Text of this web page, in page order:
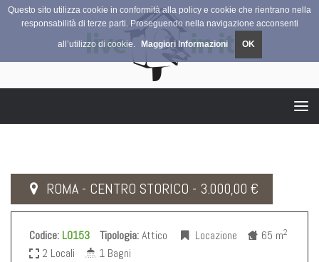
ROMA - CENTRO STORICO - 3.000,00 €
Codice: L0153 Tipologia:Attico Locazione 65 m2
2 Locali 1 Bagni
Questo sito utilizza cookie in conformità alla policy e cookie che rientrano nella
responsabilità di terze parti. Proseguendo nella navigazione acconsenti
all’utilizzo di cookie. Maggiori Informazioni OK